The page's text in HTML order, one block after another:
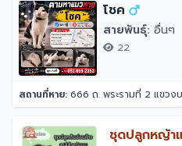
โชค
สายพันธุ์: อื่นๆ
22
สถานที่หาย: 666 ถ. พระรามที่ 2 แขวงบาง
ชุดปลูกหญ้า